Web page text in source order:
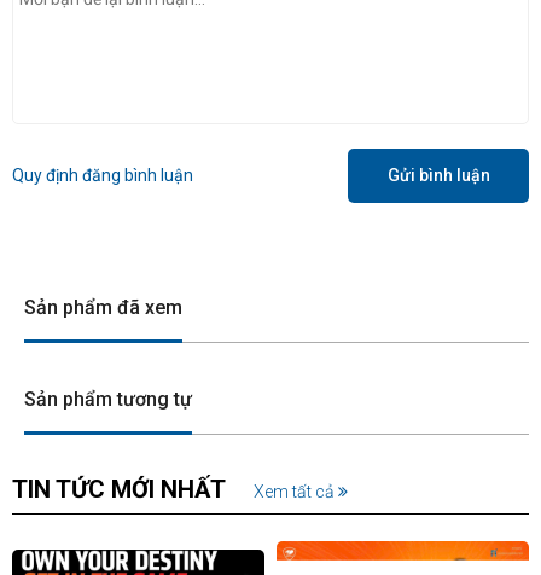
Quy định đăng bình luận Gửi bình luận
Sản phẩm đã xem
Sản phẩm tương tự
TIN TỨC MỚI NHẤT Xem tất cả